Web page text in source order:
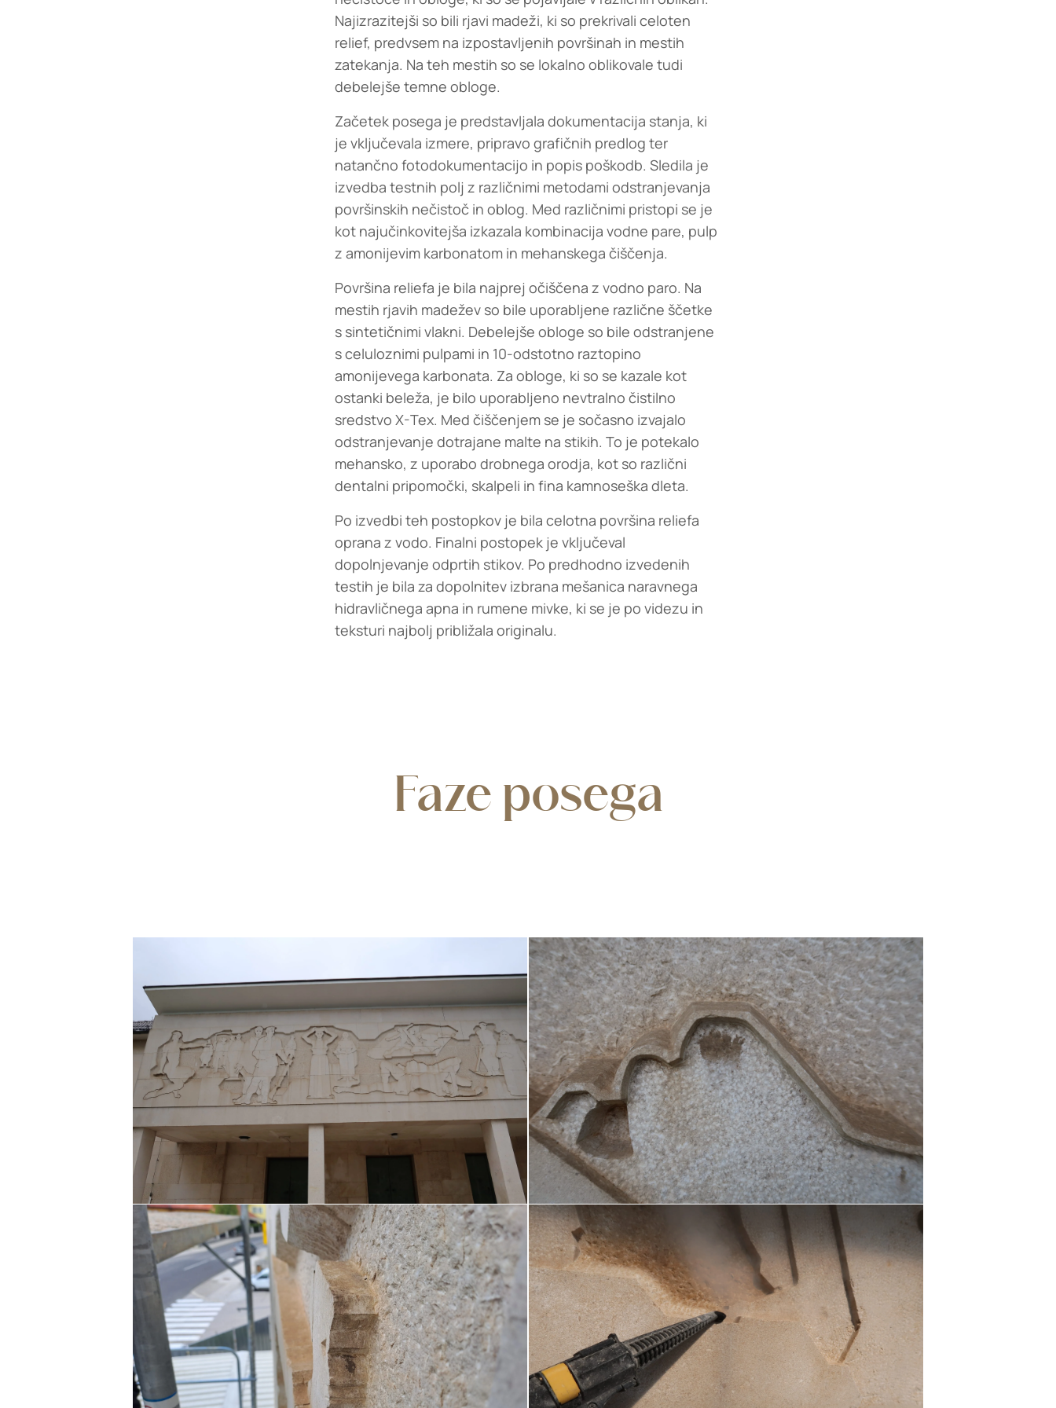
Najizrazitejši so bili rjavi madeži, ki so prekrivali celoten
relief, predvsem na izpostavljenih površinah in mestih
zatekanja. Na teh mestih so se lokalno oblikovale tudi
debelejše temne obloge.
Začetek posega je predstavljala dokumentacija stanja, ki
je vključevala izmere, pripravo grafičnih predlog ter
natančno fotodokumentacijo in popis poškodb. Sledila je
izvedba testnih polj z različnimi metodami odstranjevanja
površinskih nečistoč in oblog. Med različnimi pristopi se je
kot najučinkovitejša izkazala kombinacija vodne pare, pulp
z amonijevim karbonatom in mehanskega čiščenja.
Površina reliefa je bila najprej očiščena z vodno paro. Na
mestih rjavih madežev so bile uporabljene različne ščetke
s sintetičnimi vlakni. Debelejše obloge so bile odstranjene
s celuloznimi pulpami in 10-odstotno raztopino
amonijevega karbonata. Za obloge, ki so se kazale kot
ostanki beleža, je bilo uporabljeno nevtralno čistilno
sredstvo X-Tex. Med čiščenjem se je sočasno izvajalo
odstranjevanje dotrajane malte na stikih. To je potekalo
mehansko, z uporabo drobnega orodja, kot so različni
dentalni pripomočki, skalpeli in fina kamnoseška dleta.
Po izvedbi teh postopkov je bila celotna površina reliefa
oprana z vodo. Finalni postopek je vključeval
dopolnjevanje odprtih stikov. Po predhodno izvedenih
testih je bila za dopolnitev izbrana mešanica naravnega
hidravličnega apna in rumene mivke, ki se je po videzu in
teksturi najbolj približala originalu.
Faze posega